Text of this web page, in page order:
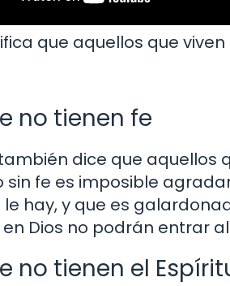
que aquellos que
no tienen fe
dice que aquellos
sin fe es imposible
hay, y que es
Dios no podrán entrar
no tienen el